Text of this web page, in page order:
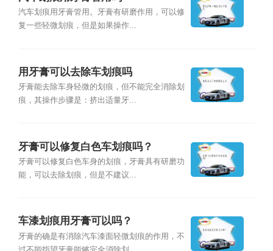
汽车划痕用牙膏管用。牙膏有研磨作用，可以修
复一些轻微划痕，但是如果操作...
用牙膏可以去除车划痕吗
牙膏能去除车身轻微的划痕，但不能完全消除划
痕，其操作步骤是：挤出适量牙...
牙膏可以修复白色车划痕吗？
牙膏可以修复白色车身的划痕，牙膏具有研磨功
能，可以去除划痕，但是不建议...
车漆划痕用牙膏可以吗？
牙膏的确是有消除汽车漆面轻微划痕的作用，不